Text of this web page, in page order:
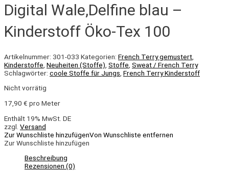
Digital Wale,Delfine blau –
Kinderstoff Öko-Tex 100
Artikelnummer: 301-033 Kategorien: French Terry gemustert
Kinderstoffe Neuheiten (Stoffe) Stoffe Sweat / French Terry
Schlagwörter: coole Stoffe für Jungs French Terry Kinderstoff
Nicht vorrätig
17,90 € pro Meter
Enthält 19% MwSt. DE
zzgl. Versand
Zur Wunschliste hinzufügenVon Wunschliste entfernen
Zur Wunschliste hinzufügen
Beschreibung
Rezensionen (0)